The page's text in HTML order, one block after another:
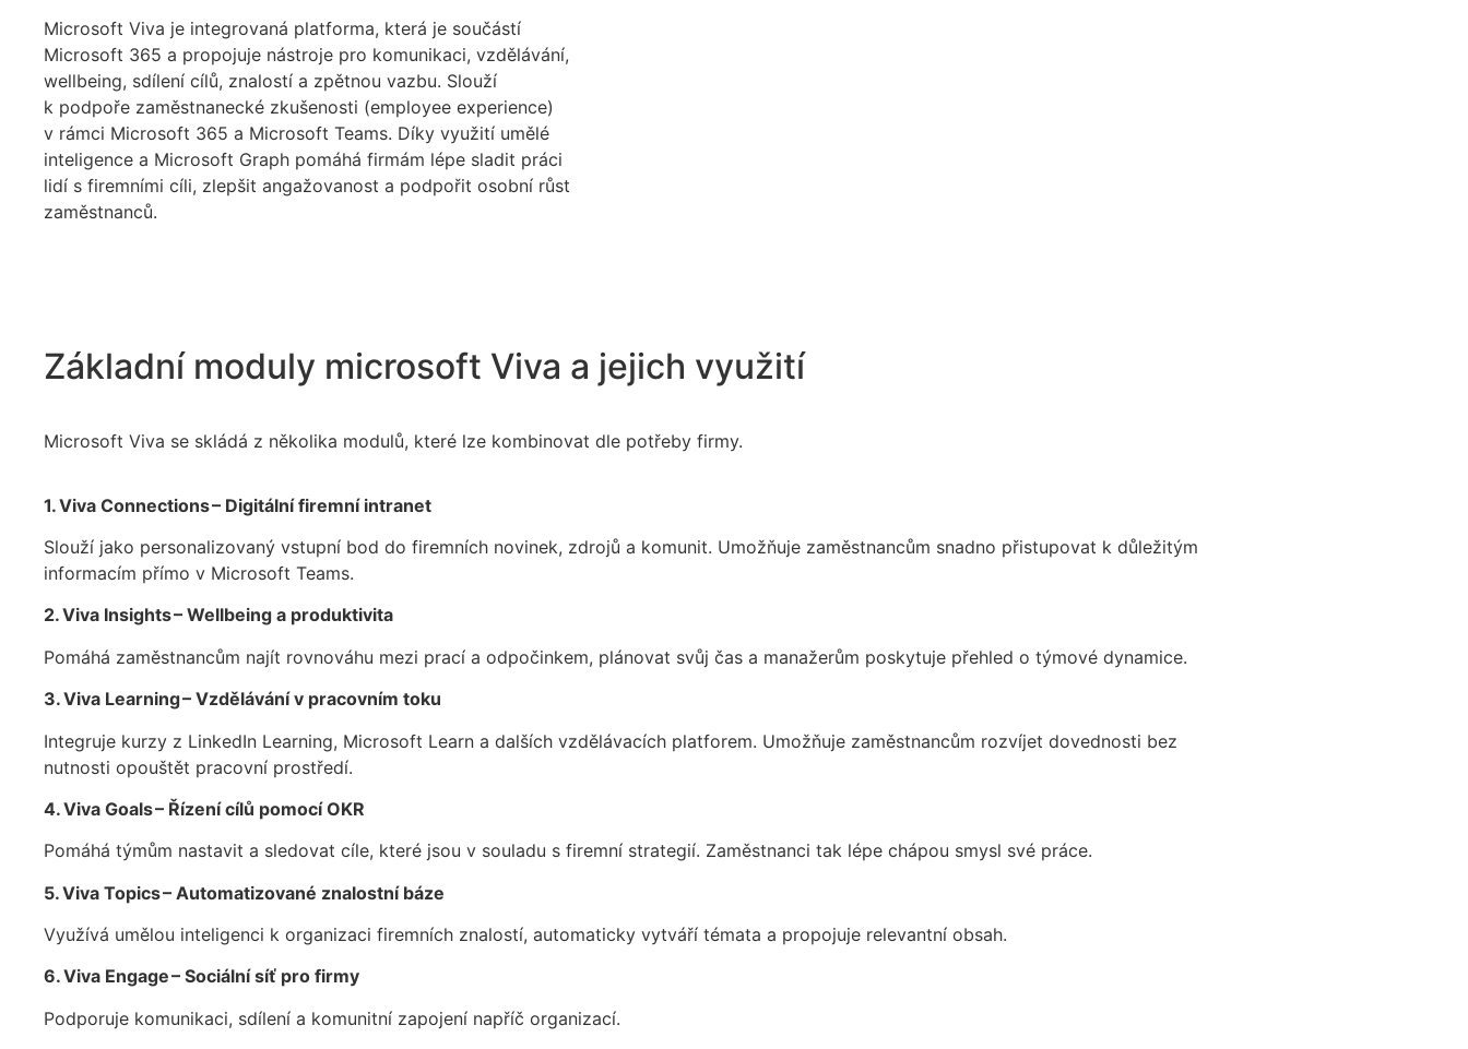
Microsoft Viva je integrovaná platforma, která je součástí
Microsoft 365 a propojuje nástroje pro komunikaci, vzdělávání,
wellbeing, sdílení cílů, znalostí a zpětnou vazbu. Slouží
k podpoře zaměstnanecké zkušenosti (employee experience)
v rámci Microsoft 365 a Microsoft Teams. Díky využití umělé
inteligence a Microsoft Graph pomáhá firmám lépe sladit práci
lidí s firemními cíli, zlepšit angažovanost a podpořit osobní růst
zaměstnanců.
Základní moduly microsoft Viva a jejich využití
Microsoft Viva se skládá z několika modulů, které lze kombinovat dle potřeby firmy.
1. Viva Connections – Digitální firemní intranet
Slouží jako personalizovaný vstupní bod do firemních novinek, zdrojů a komunit. Umožňuje zaměstnancům snadno přistupovat k důležitým
informacím přímo v Microsoft Teams.
2. Viva Insights – Wellbeing a produktivita
Pomáhá zaměstnancům najít rovnováhu mezi prací a odpočinkem, plánovat svůj čas a manažerům poskytuje přehled o týmové dynamice.
3. Viva Learning – Vzdělávání v pracovním toku
Integruje kurzy z LinkedIn Learning, Microsoft Learn a dalších vzdělávacích platforem. Umožňuje zaměstnancům rozvíjet dovednosti bez
nutnosti opouštět pracovní prostředí.
4. Viva Goals – Řízení cílů pomocí OKR
Pomáhá týmům nastavit a sledovat cíle, které jsou v souladu s firemní strategií. Zaměstnanci tak lépe chápou smysl své práce.
5. Viva Topics – Automatizované znalostní báze
Využívá umělou inteligenci k organizaci firemních znalostí, automaticky vytváří témata a propojuje relevantní obsah.
6. Viva Engage – Sociální síť pro firmy
Podporuje komunikaci, sdílení a komunitní zapojení napříč organizací.